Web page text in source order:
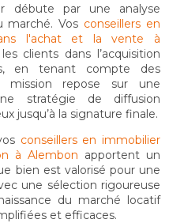
débute par une analyse
marché. Vos conseillers en
l'achat et la vente à
clients dans l’acquisition
en tenant compte des
mission repose sur une
stratégie de diffusion
jusqu’à la signature finale.
conseillers en immobilier
à Alembon apportent un
bien est valorisé pour une
une sélection rigoureuse
du marché locatif
et efficaces.